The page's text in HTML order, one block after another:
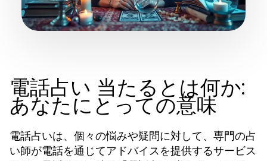
電話占い 当たるとは何か:
あなたにとっての意味
電話占いは、個々の悩みや疑問に対して、専門の占
い師が電話を通じてアドバイスを提供するサービス